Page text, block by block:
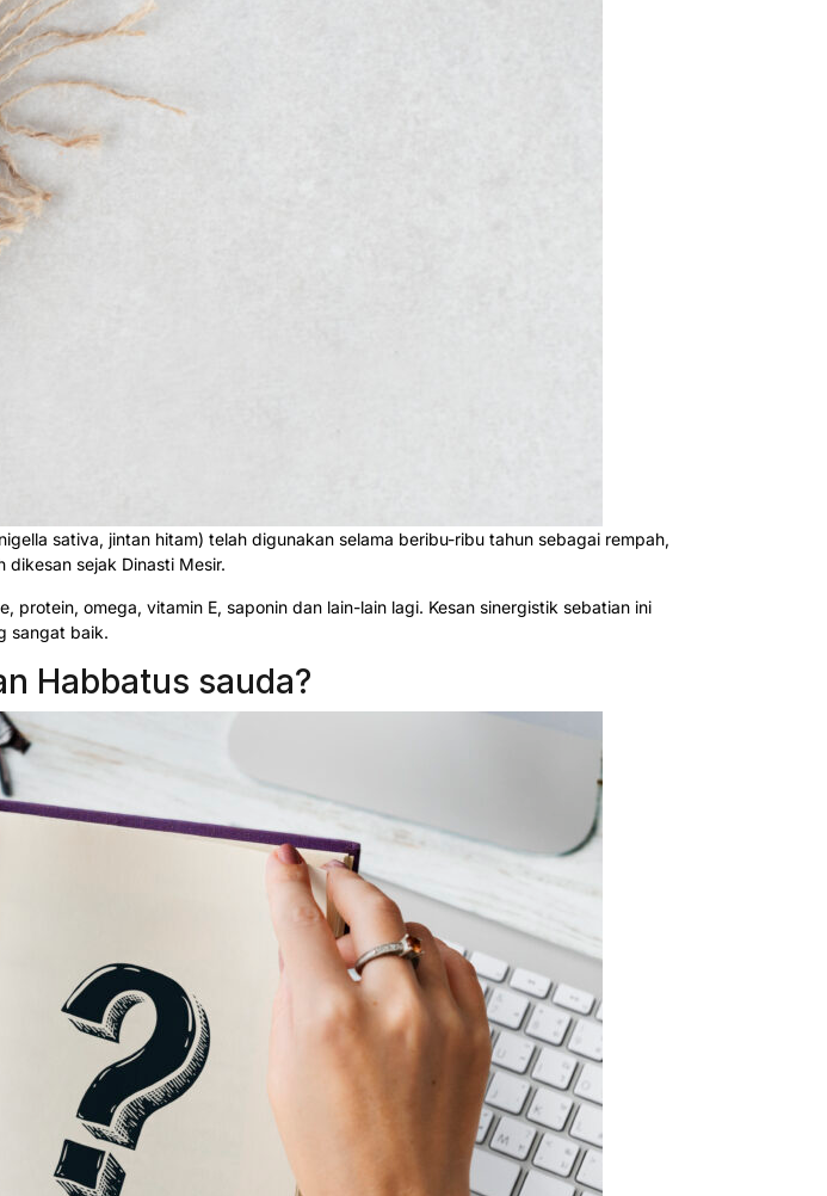
sativa, jintan hitam) telah digunakan selama beribu-ribu tahun sebagai rempah,
sejak Dinasti Mesir.
omega, vitamin E, saponin dan lain-lain lagi. Kesan sinergistik sebatian ini
sangat baik.
Habbatus sauda?